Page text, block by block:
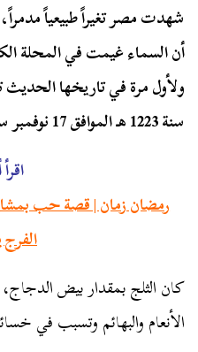
شهدت مصر تغيراً طبيعياً
أن السماء غيمت في المحلة
سنة 1223 هـ الموافق 17 نوفمبر سنة 1808 م.
رمضان زمان | قصة حب
كان الثلج بمقدار بيض الدجاج،
الأنعام والبهائم وتسبب في